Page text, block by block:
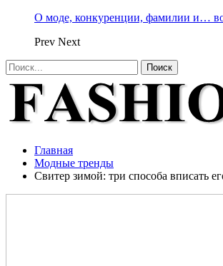
О моде, конкуренции, фамилии и…
Prev Next
Главная
Модные тренды
Свитер зимой: три способа вписать